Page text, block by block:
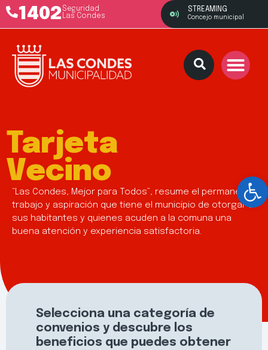
1402 Seguridad
Las Condes
STREAMING
Concejo municipal
Tarjeta
Vecino
“Las Condes, Mejor para Todos”, resume el permanente
trabajo y aspiración que tiene el municipio de otorgar a
sus habitantes y quienes acuden a la comuna una
buena atención y experiencia satisfactoria.
Selecciona una categoría de
convenios y descubre los
beneficios que puedes obtener